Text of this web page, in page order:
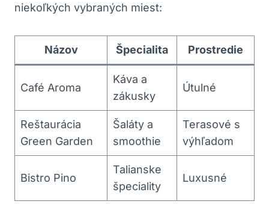
niekoľkých vybraných miest:
Názov Špecialita Prostredie
Café Aroma
Káva a
zákusky
Útulné
Reštaurácia
Green Garden
Šaláty a
smoothie
Terasové s
výhľadom
Bistro Pino
Talianske
špeciality
Luxusné